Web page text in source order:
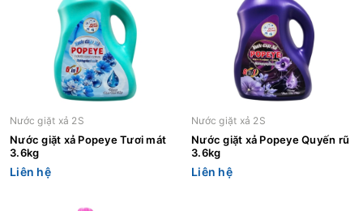
Nước giặt xả 2S
Nước giặt xả Popeye Tươi mát
3.6kg
Liên hệ
Nước giặt xả 2S
Nước giặt xả Popeye Quyến rũ
3.6kg
Liên hệ